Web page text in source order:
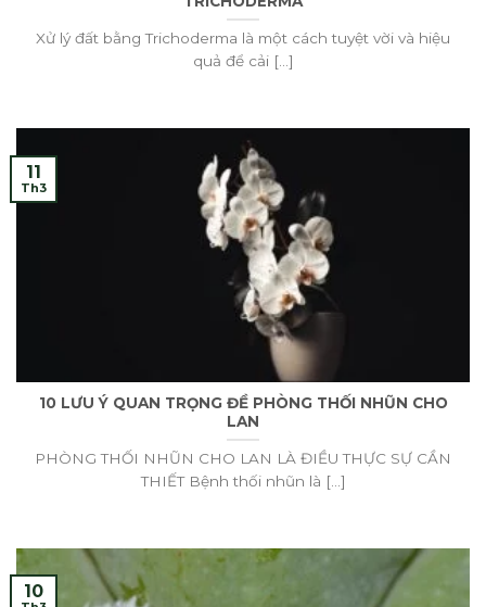
Xử lý đất bằng Trichoderma là một cách tuyệt vời và hiệu
quả để cải [...]
10 LƯU Ý QUAN TRỌNG ĐỀ PHÒNG THỐI NHŨN CHO
LAN
PHÒNG THỐI NHŨN CHO LAN LÀ ĐIỀU THỰC SỰ CẦN
THIẾT Bệnh thối nhũn là [...]
11
Th3
10